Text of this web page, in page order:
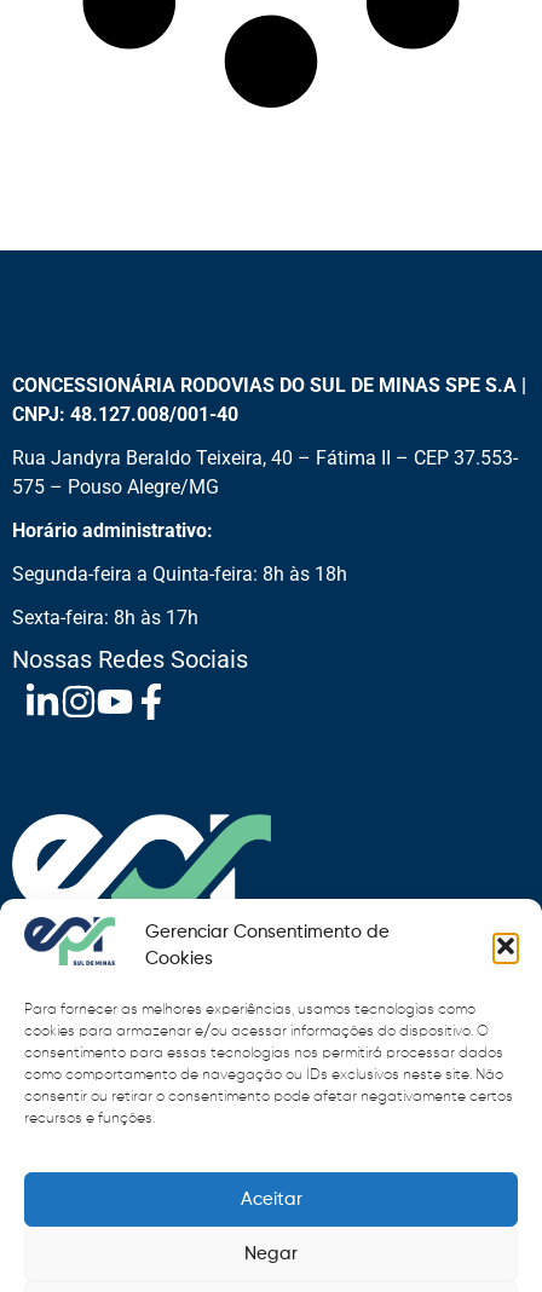
Gerenciar Consentimento de
Cookies
Para fornecer as melhores experiências, usamos tecnologias como
cookies para armazenar e/ou acessar informações do dispositivo. O
consentimento para essas tecnologias nos permitirá processar dados
como comportamento de navegação ou IDs exclusivos neste site. Não
consentir ou retirar o consentimento pode afetar negativamente certos
recursos e funções.
Aceitar
Negar
CONCESSIONÁRIA RODOVIAS DO SUL DE MINAS SPE S.A |
CNPJ: 48.127.008/001-40
Rua Jandyra Beraldo Teixeira, 40 – Fátima II – CEP 37.553-
575 – Pouso Alegre/MG
Horário administrativo:
Segunda-feira a Quinta-feira: 8h às 18h
Sexta-feira: 8h às 17h
Nossas Redes Sociais
Fale Conosco
Quem somos